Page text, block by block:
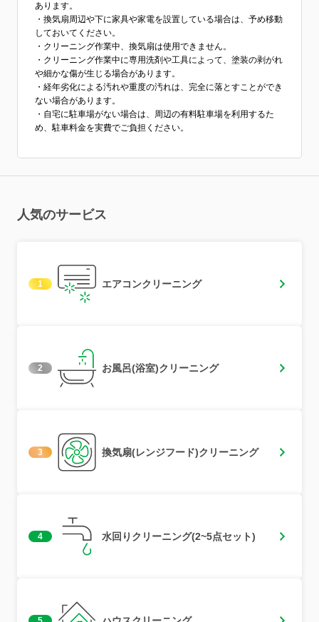
あります。
・換気扇周辺や下に家具や家電を設置している場合は、予め移動
しておいてください。
・クリーニング作業中、換気扇は使用できません。
・クリーニング作業中に専用洗剤や工具によって、塗装の剥がれ
や細かな傷が生じる場合があります。
・経年劣化による汚れや重度の汚れは、完全に落とすことができ
ない場合があります。
・自宅に駐車場がない場合は、周辺の有料駐車場を利用するた
め、駐車料金を実費でご負担ください。
人気のサービス
1 エアコンクリーニング
2 お風呂(浴室)クリーニング
3 換気扇(レンジフード)クリーニング
4 水回りクリーニング(2~5点セット)